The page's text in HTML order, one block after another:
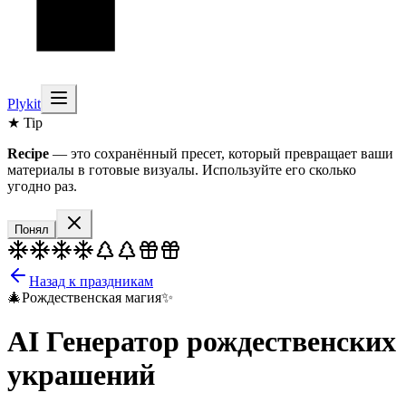
Plykit
★ Tip
Recipe — это сохранённый пресет, который превращает ваши
материалы в готовые визуалы. Используйте его сколько
угодно раз.
Понял
Назад к праздникам
🎄Рождественская магия✨
AI Генератор рождественских
украшений